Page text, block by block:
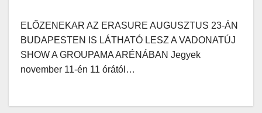
ELŐZENEKAR AZ ERASURE AUGUSZTUS 23-ÁN
BUDAPESTEN IS LÁTHATÓ LESZ A VADONATÚJ
SHOW A GROUPAMA ARÉNÁBAN Jegyek
november 11-én 11 órától…